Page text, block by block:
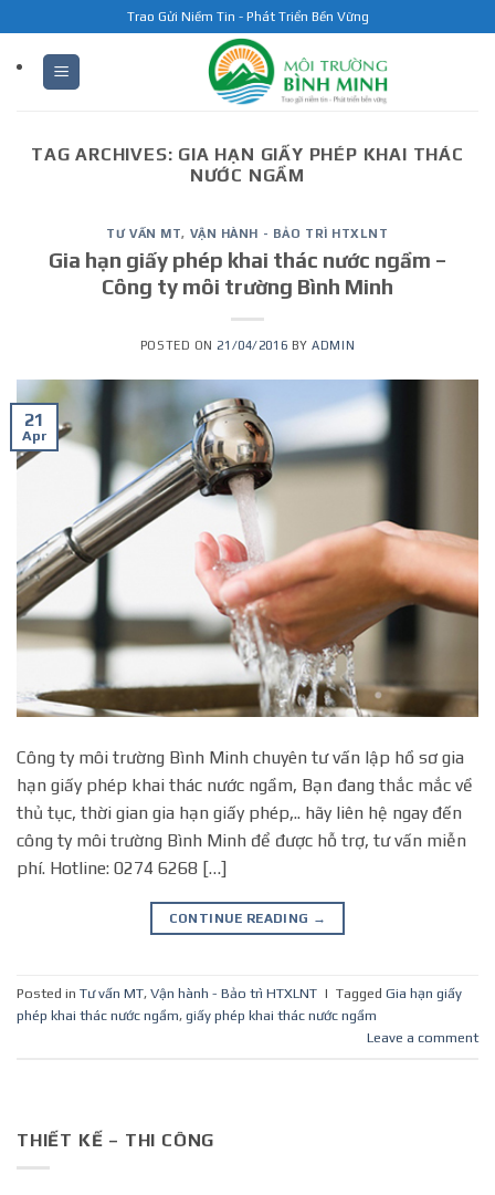
to
content
Trao Gửi Niềm Tin - Phát Triển Bền Vững
TAG ARCHIVES: GIA HẠN GIẤY PHÉP KHAI THÁC
NƯỚC NGẦM
TƯ VẤN MT, VẬN HÀNH - BẢO TRÌ HTXLNT
Gia hạn giấy phép khai thác nước ngầm –
Công ty môi trường Bình Minh
POSTED ON 21/04/2016 BYADMIN
21
Apr
Công ty môi trường Bình Minh chuyên tư vấn lập hồ sơ gia
hạn giấy phép khai thác nước ngầm, Bạn đang thắc mắc về
thủ tục, thời gian gia hạn giấy phép,.. hãy liên hệ ngay đến
công ty môi trường Bình Minh để được hỗ trợ, tư vấn miễn
phí. Hotline: 0274 6268 […]
CONTINUE READING →
Posted in Tư vấn MT, Vận hành - Bảo trì HTXLNT | Tagged Gia hạn giấy
phép khai thác nước ngầm, giấy phép khai thác nước ngầm
Leave a comment
THIẾT KẾ – THI CÔNG